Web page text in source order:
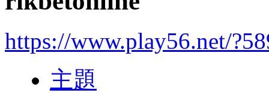
https://www.play56.net/
主題